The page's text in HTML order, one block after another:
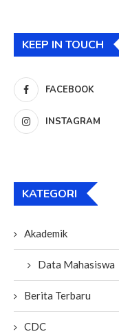
KEEP IN TOUCH
FACEBOOK
INSTAGRAM
KATEGORI
Akademik
Data Mahasiswa
Berita Terbaru
CDC